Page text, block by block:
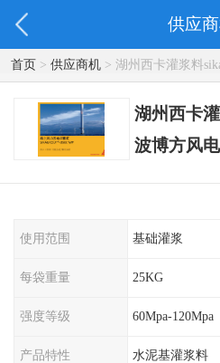
供应
首页> 供应商机> 湖州西卡灌浆料
有限公司
湖州西卡
波博方风
使用范围 基础灌浆
每袋重量 25KG
强度等级 60Mpa-120Mpa
产品特性 水泥基灌浆料